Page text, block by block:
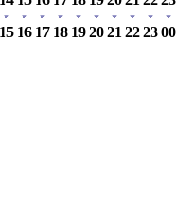
15 16 17 18 19 20 21 22 23 00